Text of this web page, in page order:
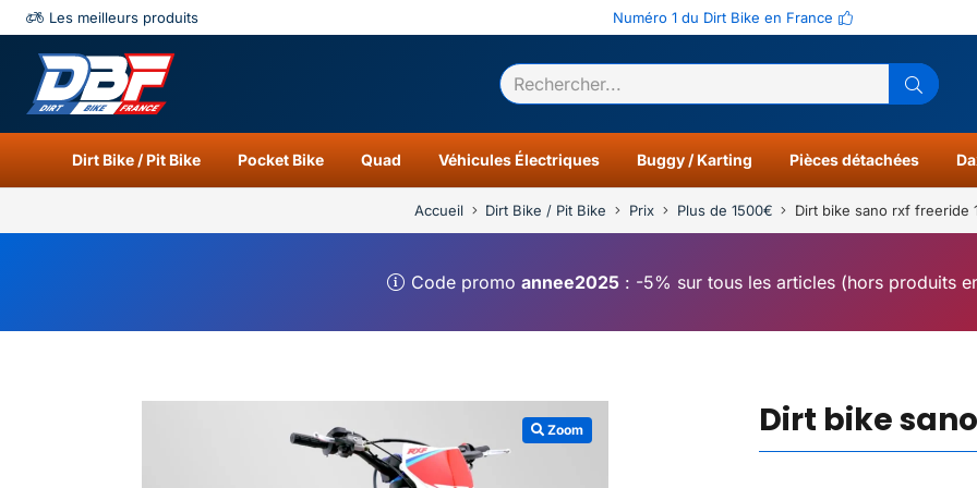
Les meilleurs produits Numéro 1 du Dirt Bike en France
Dirt Bike / Pit Bike Pocket Bike Quad Véhicules Électriques Buggy / Karting Pièces détachées
Accueil Dirt Bike / Pit Bike Prix Plus de 1500€ Dirt bike sano rxf freeride
Code promoannee2025 : -5% sur tous les articles (hors produits
Zoom Dirt bike
Catégories Résultats 0